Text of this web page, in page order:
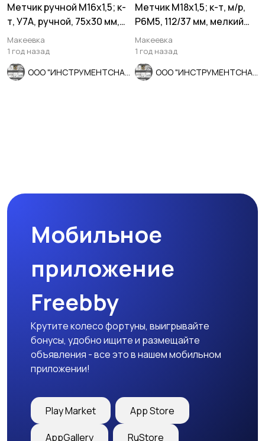
Метчик ручной М16х1,5; к-
т, У7А, ручной, 75х30 мм,
мелкий шаг, СССР.
Макеевка
1 год назад
Метчик М18х1,5; к-т, м/р,
Р6М5, 112/37 мм, мелкий
шаг, шлифованный, ГО
Макеевка
1 год назад
Мобильное
приложение
Freebby
Крутите колесо фортуны, выигрывайте
бонусы, удобно ищите и размещайте
объявления - все это в нашем мобильном
приложении!
Play Market App Store
AppGallery RuStore